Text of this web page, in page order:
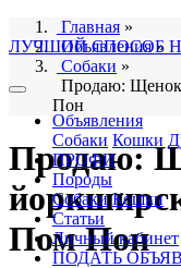
ЛУЧШИЙ СПОСОБ
Объявления
Собаки Кошки
ПРОФИ
Породы
Собаки Кошки
Статьи
Личный кабинет
ПОДАТЬ
Главная »
Объявления»
Собаки »
Продаю: Щенок
Пон
Продаю:
Пом Пон